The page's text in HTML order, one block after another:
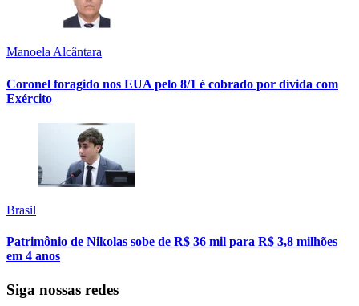
Manoela Alcântara
Coronel foragido nos EUA pelo 8/1 é cobrado por dívida com
Exército
Brasil
Patrimônio de Nikolas sobe de R$ 36 mil para R$ 3,8 milhões
em 4 anos
Siga nossas redes